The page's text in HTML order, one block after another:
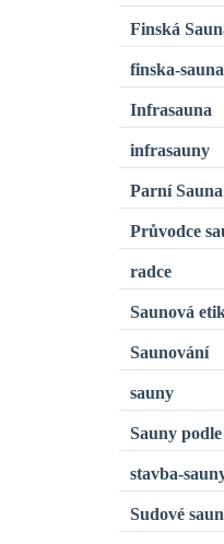
Finská
finska-sauna
Infrasauna
infrasauny
Parní Sauna
Průvodce
radce
Saunová
Saunování
sauny
Sauny
stavba-
Sudové